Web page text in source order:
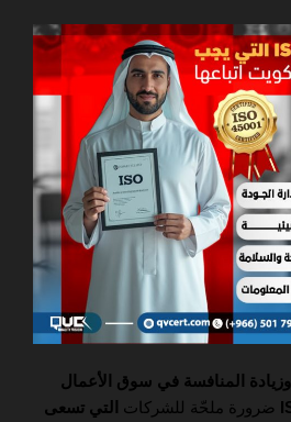
وزيادة المنافسة في سوق الأعمال
ضرورة ملحّة للشركات
التي تسعى